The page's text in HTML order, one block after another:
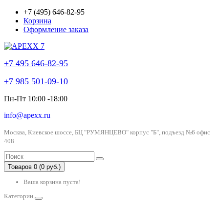
+7 (495) 646-82-95
Корзина
Оформление заказа
+7 495 646-82-95
+7 985 501-09-10
Пн-Пт 10:00 -18:00
info@apexx.ru
Москва, Киевское шоссе, БЦ "РУМЯНЦЕВО" корпус "Б", подъезд №6 офис
408
Товаров 0 (0 руб.)
Ваша корзина пуста!
Категории